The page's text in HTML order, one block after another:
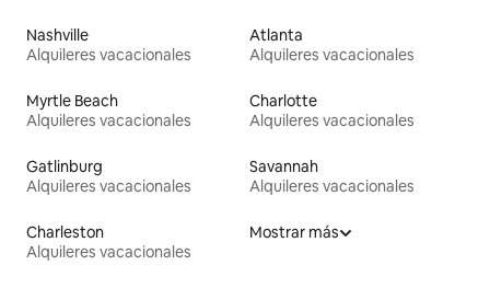
Nashville
Alquileres vacacionales
Atlanta
Alquileres vacacionales
Myrtle Beach
Alquileres vacacionales
Charlotte
Alquileres vacacionales
Gatlinburg
Alquileres vacacionales
Savannah
Alquileres vacacionales
Charleston
Alquileres vacacionales
Mostrar más